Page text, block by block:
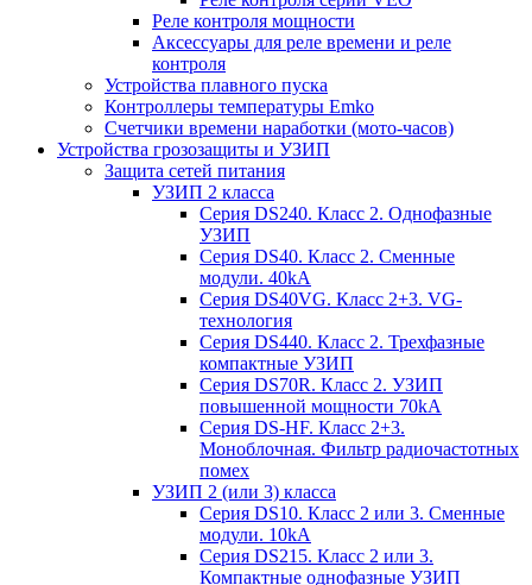
Реле контроля мощности
Аксессуары для реле времени и реле
контроля
Устройства плавного пуска
Контроллеры температуры Emko
Счетчики времени наработки (мото-часов)
Устройства грозозащиты и УЗИП
Защита сетей питания
УЗИП 2 класса
Серия DS240. Класс 2. Однофазные
УЗИП
Серия DS40. Класс 2. Сменные
модули. 40kA
Серия DS40VG. Класс 2+3. VG-
технология
Серия DS440. Класс 2. Трехфазные
компактные УЗИП
Серия DS70R. Класс 2. УЗИП
повышенной мощности 70kA
Серия DS-HF. Класс 2+3.
Моноблочная. Фильтр радиочастотных
помех
УЗИП 2 (или 3) класса
Серия DS10. Класс 2 или 3. Сменные
модули. 10kA
Серия DS215. Класс 2 или 3.
Компактные однофазные УЗИП